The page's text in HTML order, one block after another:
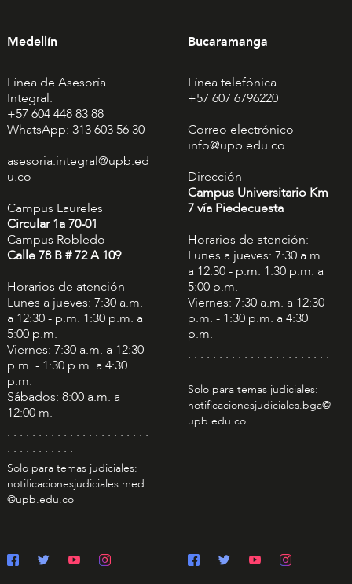
Medellín
Línea de Asesoría
Integral:
+57 604 448 83 88
WhatsApp: 313 603 56 30
asesoria.integral@upb.ed
u.co
Campus Laureles
Circular 1a 70-01
Campus Robledo
Calle 78 B # 72 A 109
Horarios de atención
Lunes a jueves: 7:30 a.m.
a 12:30 - p.m. 1:30 p.m. a
5:00 p.m.
Viernes: 7:30 a.m. a 12:30
p.m. - 1:30 p.m. a 4:30
p.m.
Sábados: 8:00 a.m. a
12:00 m.
. . . . . . . . . . . . . . . . . . . . . . .
. . . . . . . . . . .
Solo para temas judiciales:
notificacionesjudiciales.med
@upb.edu.co
Bucaramanga
Línea telefónica
+57 607 6796220
Correo electrónico
info@upb.edu.co
Dirección
Campus Universitario Km
7 vía Piedecuesta
Horarios de atención:
Lunes a jueves: 7:30 a.m.
a 12:30 - p.m. 1:30 p.m. a
5:00 p.m.
Viernes: 7:30 a.m. a 12:30
p.m. - 1:30 p.m. a 4:30
p.m.
. . . . . . . . . . . . . . . . . . . . . . .
. . . . . . . . . . .
Solo para temas judiciales:
notificacionesjudiciales.bga@
upb.edu.co